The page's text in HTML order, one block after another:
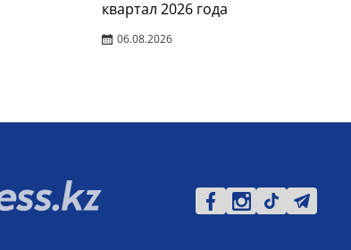
квартал 2026 года
06.08.2026